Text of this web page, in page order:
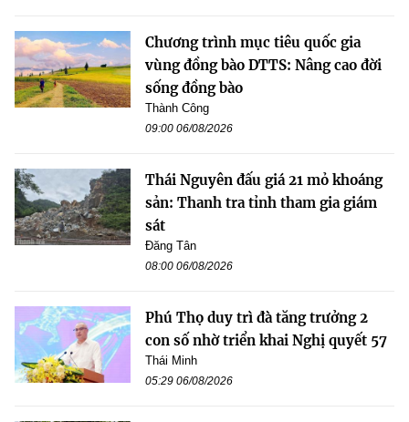
Chương trình mục tiêu quốc gia
vùng đồng bào DTTS: Nâng cao đời
sống đồng bào
Thành Công
09:00 06/08/2026
Thái Nguyên đấu giá 21 mỏ khoáng
sản: Thanh tra tỉnh tham gia giám
sát
Đăng Tân
08:00 06/08/2026
Phú Thọ duy trì đà tăng trưởng 2
con số nhờ triển khai Nghị quyết 57
Thái Minh
05:29 06/08/2026